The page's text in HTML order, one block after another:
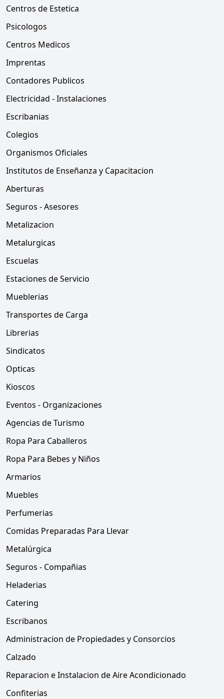
Centros de Estetica
Psicologos
Centros Medicos
Imprentas
Contadores Publicos
Electricidad - Instalaciones
Escribanias
Colegios
Organismos Oficiales
Institutos de Enseñanza y Capacitacion
Aberturas
Seguros - Asesores
Metalizacion
Metalurgicas
Escuelas
Estaciones de Servicio
Mueblerias
Transportes de Carga
Librerias
Sindicatos
Opticas
Kioscos
Eventos - Organizaciones
Agencias de Turismo
Ropa Para Caballeros
Ropa Para Bebes y Niños
Armarios
Muebles
Perfumerias
Comidas Preparadas Para Llevar
Metalúrgica
Seguros - Compañias
Heladerias
Catering
Escribanos
Administracion de Propiedades y Consorcios
Calzado
Reparacion e Instalacion de Aire Acondicionado
Confiterias